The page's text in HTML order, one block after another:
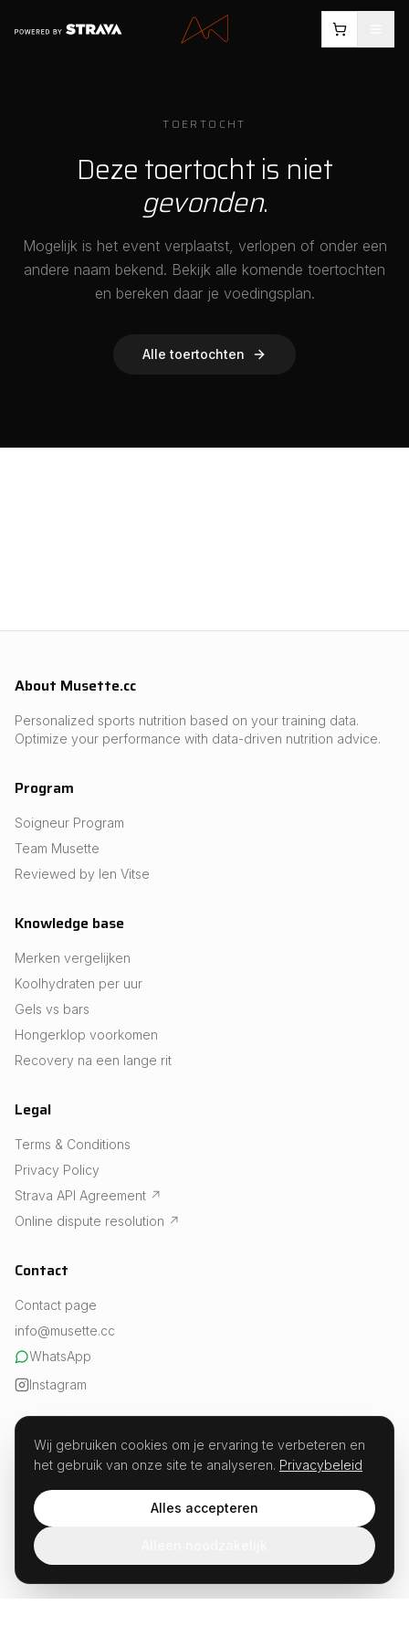
TOERTOCHT
Deze toertocht is niet
gevonden.
Mogelijk is het event verplaatst, verlopen of onder een
andere naam bekend. Bekijk alle komende toertochten
en bereken daar je voedingsplan.
Alle toertochten
About Musette.cc
Personalized sports nutrition based on your training data.
Optimize your performance with data-driven nutrition advice.
Program
Soigneur Program
Team Musette
Reviewed by Ien Vitse
Knowledge base
Merken vergelijken
Koolhydraten per uur
Gels vs bars
Hongerklop voorkomen
Recovery na een lange rit
Legal
Terms & Conditions
Privacy Policy
Strava API Agreement ↗
Online dispute resolution ↗
Contact
Contact page
info@musette.cc
WhatsApp
Instagram
REVIEWS
Musette · Weesperstraat 107, 1018 VN Amsterdam · KvK 99654504
© 2026 Musette.cc. All rights reserved. Not developed or sponsored
Wij gebruiken cookies om je ervaring te verbeteren en
het gebruik van onze site te analyseren. Privacybeleid
Alles accepteren